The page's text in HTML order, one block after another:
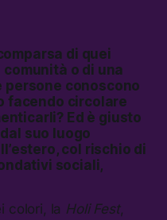
di quei
o di una
persone conoscono
facendo circolare
Ed è giusto
suo luogo
col rischio di
sociali,
colori, la Holi Fest,